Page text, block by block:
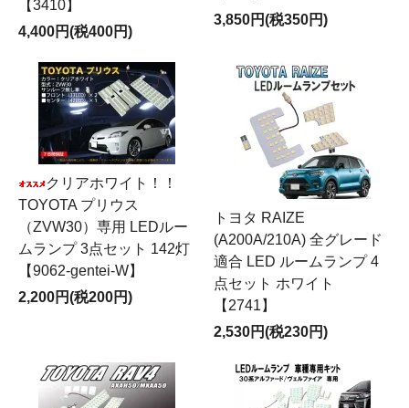
【3410】
4,400円(税400円)
3,850円(税350円)
クリアホワイト！！
TOYOTA プリウス
（ZVW30）専用 LEDルー
ムランプ 3点セット 142灯
【9062-gentei-W】
2,200円(税200円)
トヨタ RAIZE
(A200A/210A) 全グレード
適合 LED ルームランプ 4
点セット ホワイト
【2741】
2,530円(税230円)